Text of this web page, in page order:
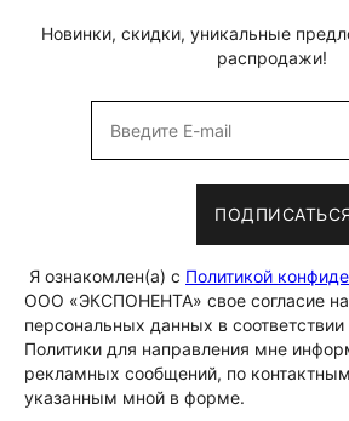
Новинки, скидки, уникальные
распродажи!
Я ознакомлен(а) с Политикой
ООО «ЭКСПОНЕНТА» свое согласие на
персональных данных в
Политики для направления мне
рекламных сообщений, по
указанным мной в форме.